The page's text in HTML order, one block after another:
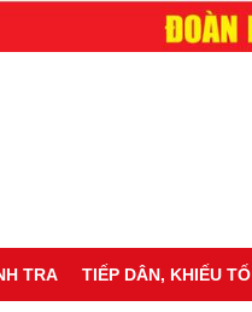
TRA TIẾP DÂN, KHIẾU TỐ